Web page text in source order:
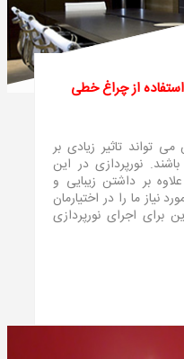
از چراغ خطی
تواند تاثیر زیادی بر
نورپردازی در این
بر داشتن زیبایی و
نیاز ما را در اختیارمان
اجرای نورپردازی